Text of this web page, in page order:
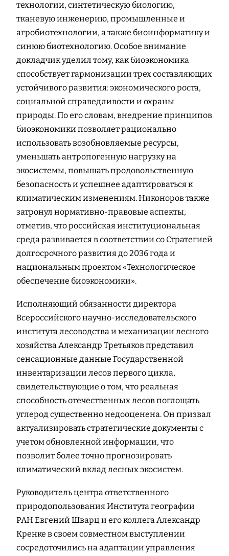
технологии, синтетическую биологию,
тканевую инженерию, промышленные и
агробиотехнологии, а также биоинформатику и
синюю биотехнологию. Особое внимание
докладчик уделил тому, как биоэкономика
способствует гармонизации трех составляющих
устойчивого развития: экономического роста,
социальной справедливости и охраны
природы. По его словам, внедрение принципов
биоэкономики позволяет рационально
использовать возобновляемые ресурсы,
уменьшать антропогенную нагрузку на
экосистемы, повышать продовольственную
безопасность и успешнее адаптироваться к
климатическим изменениям. Никоноров также
затронул нормативно-правовые аспекты,
отметив, что российская институциональная
среда развивается в соответствии со Стратегией
долгосрочного развития до 2036 года и
национальным проектом «Технологическое
обеспечение биоэкономики».
Исполняющий обязанности директора
Всероссийского научно-исследовательского
института лесоводства и механизации лесного
хозяйства Александр Третьяков представил
сенсационные данные Государственной
инвентаризации лесов первого цикла,
свидетельствующие о том, что реальная
способность отечественных лесов поглощать
углерод существенно недооценена. Он призвал
актуализировать стратегические документы с
учетом обновленной информации, что
позволит более точно прогнозировать
климатический вклад лесных экосистем.
Руководитель центра ответственного
природопользования Института географии
РАН Евгений Шварц и его коллега Александр
Кренке в своем совместном выступлении
сосредоточились на адаптации управления